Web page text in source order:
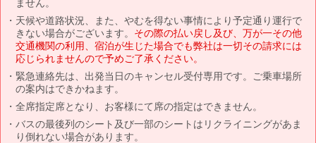
ません。
天候や道路状況、また、やむを得ない事情により予定通り運行で
きない場合がございます。 その際の払い戻し及び、万が一その他
交通機関の利用、宿泊が生じた場合でも弊社は一切その請求には
応じられませんので予めご了承ください。
緊急連絡先は、出発当日のキャンセル受付専用です。ご乗車場所
の案内はできかねます。
全席指定席となり、お客様にて席の指定はできません。
バスの最後列のシート及び一部のシートはリクライニングがあま
り倒れない場合があります。